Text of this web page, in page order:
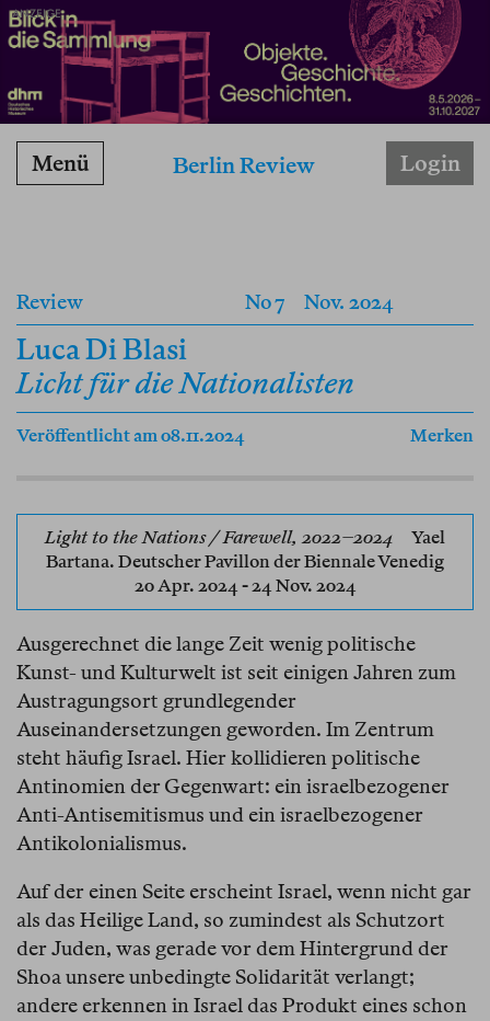
ANZEIGE
Berlin Review
Menü Login
Review No 7 Nov. 2024
Luca Di Blasi
Licht für die Nationalisten
Veröffentlicht am 08.11.2024 Merken
Light to the Nations / Farewell, 2022–2024
Yael
Bartana. Deutscher Pavillon der Biennale Venedig
20 Apr. 2024 - 24 Nov. 2024
Ausgerechnet die lange Zeit wenig politische
Kunst- und Kulturwelt ist seit einigen Jahren zum
Austragungsort grundlegender
Auseinandersetzungen geworden. Im Zentrum
steht häufig Israel. Hier kollidieren politische
Antinomien der Gegenwart: ein israelbezogener
Anti-Antisemitismus und ein israelbezogener
Antikolonialismus.
Auf der einen Seite erscheint Israel, wenn nicht gar
als das Heilige Land, so zumindest als Schutzort
der Juden, was gerade vor dem Hintergrund der
Shoa unsere unbedingte Solidarität verlangt;
andere erkennen in Israel das Produkt eines schon